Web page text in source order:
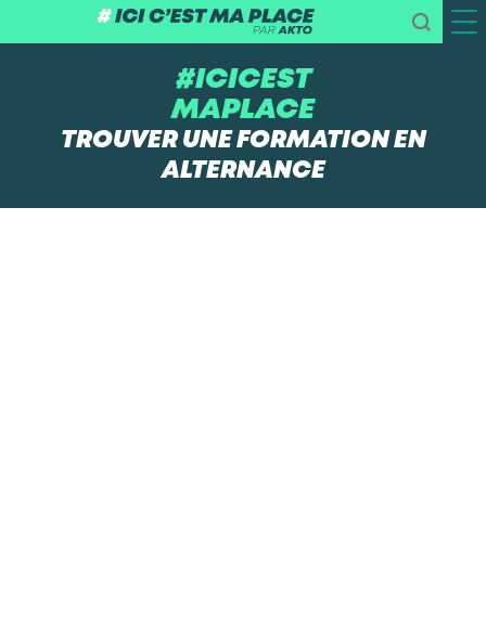
#ICICEST
MAPLACE
TROUVER UNE FORMATION EN
ALTERNANCE